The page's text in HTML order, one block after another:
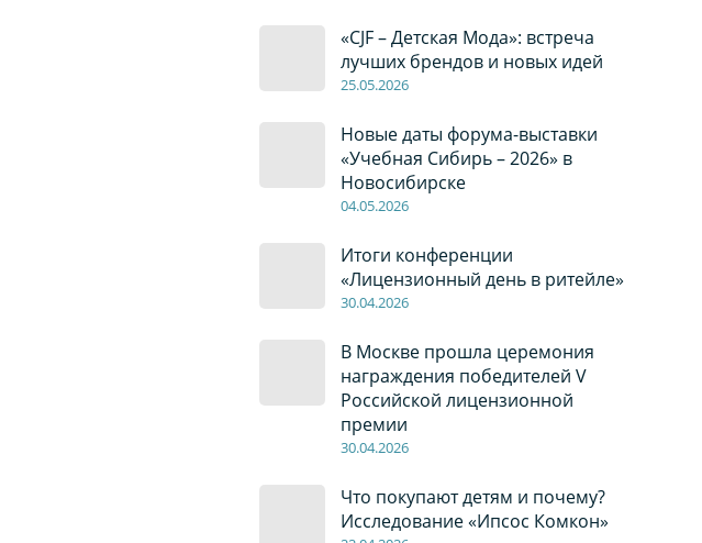
«CJF – Детская Мода»: встреча
лучших брендов и новых идей
25.05.2026
Новые даты форума-выставки
«Учебная Сибирь – 2026» в
Новосибирске
04.05.2026
Итоги конференции
«Лицензионный день в ритейле»
30.04.2026
В Москве прошла церемония
награждения победителей V
Российской лицензионной
премии
30.04.2026
Что покупают детям и почему?
Исследование «Ипсос Комкон»